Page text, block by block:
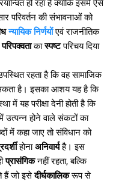
हो रहा है क्योंकि इसमें ऐसे
परिवर्तन की संभावनाओं को
न्यायिक निर्णयोंएवं राजनीतिक
परिपक्वताकास्पष्टपरिचय दिया
रहता है कि वह सामाजिक
है। इसका आशय यह है कि
में यह परीक्षा देनी होती है कि
होने वाले संकटों का
में कहा जाए तो संविधान को
होनाअनिवार्यहै। इस
प्रासंगिकनहीं रहता, बल्कि
हैं जो इसेदीर्घकालिकरूप से